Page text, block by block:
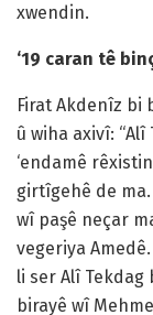
xwendin.
‘19 caran tê
Firat Akdenîz bi
û wiha axivî:
‘endamê
girtîgehê de
wî paşê neçar
vegeriya
li ser Alî Tekdag
birayê wî